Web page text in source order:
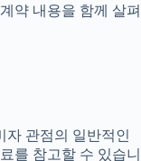
약 내용을 함께 살펴
자 관점의 일반적인
를 참고할 수 있습니